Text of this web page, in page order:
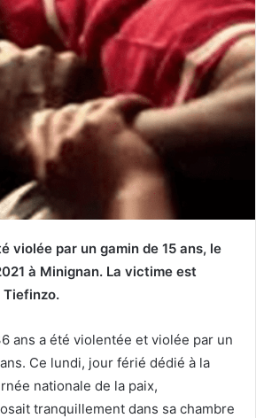
violée par un gamin de 15 ans, le
à Minignan. La victime est
Tiefinzo.
ans a été violentée et violée par un
Ce lundi, jour férié dédié à la
nationale de la paix,
tranquillement dans sa chambre